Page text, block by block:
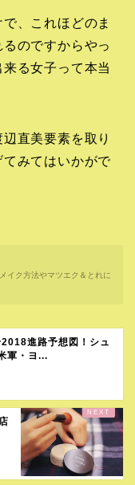
、これほどのま
のですからやっ
る女子って本当
直美要素を取り
みてはいかがで
イク方法やマツエク＆とれに
進路予想図！シュ
軍・ヨ...